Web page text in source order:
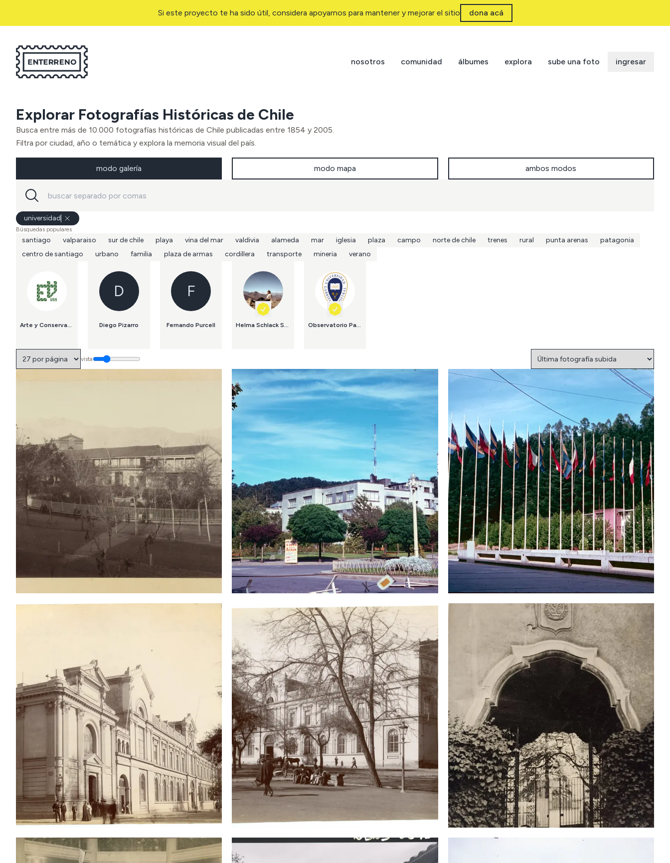
Si este proyecto te ha sido útil, considera apoyarnos para mantener y mejorar el sitio dona acá
nosotros comunidad álbumes explora sube una foto ingresar
Explorar Fotografías Históricas de Chile
Busca entre más de 10.000 fotografías históricas de Chile publicadas entre 1854 y 2005.
Filtra por ciudad, año o temática y explora la memoria visual del país.
modo galería modo mapa ambos modos
universidad
Búsquedas populares
santiago valparaiso sur de chile playa vina del mar valdivia alameda mar iglesia plaza campo norte de chile trenes rural punta arenas
patagonia
centro de santiago
urbano familia plaza de armas cordillera transporte mineria verano
Arte y Conservación del Patrimonio USS
D
Diego Pizarro
F
Fernando Purcell Helma Schlack Sievers Observatorio Patrimonial UGM Universidad
vista